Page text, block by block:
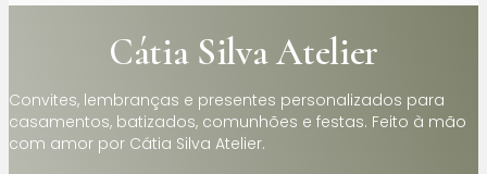
Cátia Silva Atelier
Convites, lembranças e presentes personalizados para
casamentos, batizados, comunhões e festas. Feito à mão
com amor por Cátia Silva Atelier.